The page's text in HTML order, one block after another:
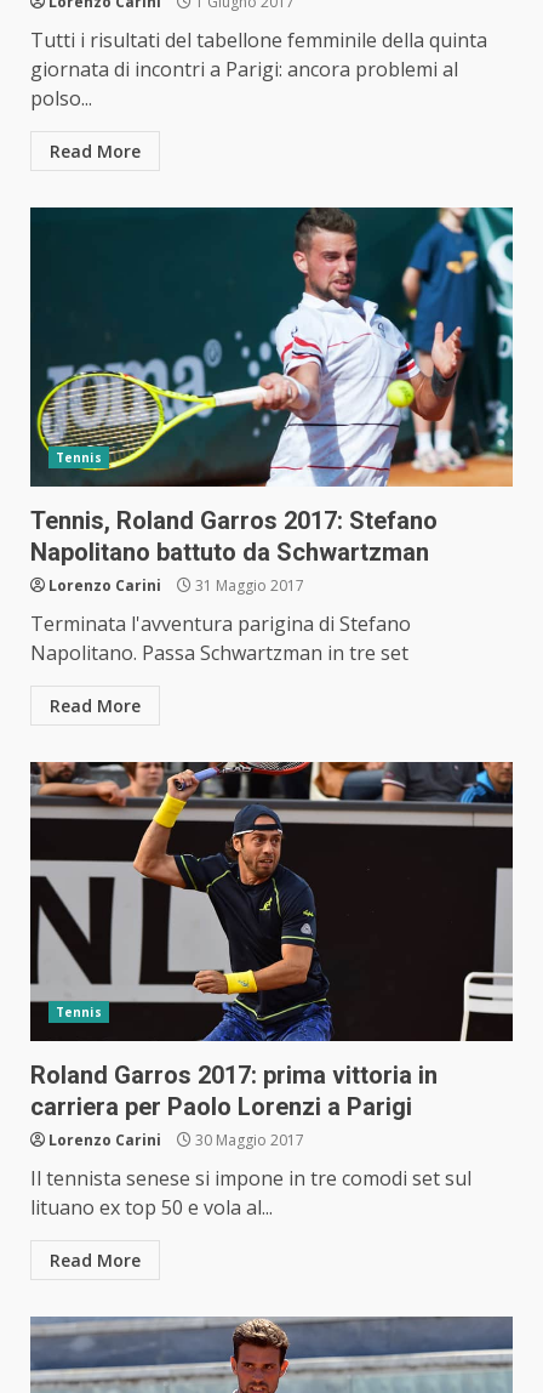
Tutti i risultati del tabellone femminile della quinta
giornata di incontri a Parigi: ancora problemi al
polso...
Read More
Tennis
Tennis, Roland Garros 2017: Stefano
Napolitano battuto da Schwartzman
Lorenzo Carini 31 Maggio 2017
Terminata l'avventura parigina di Stefano
Napolitano. Passa Schwartzman in tre set
Read More
Tennis
Roland Garros 2017: prima vittoria in
carriera per Paolo Lorenzi a Parigi
Lorenzo Carini 30 Maggio 2017
Il tennista senese si impone in tre comodi set sul
lituano ex top 50 e vola al...
Read More